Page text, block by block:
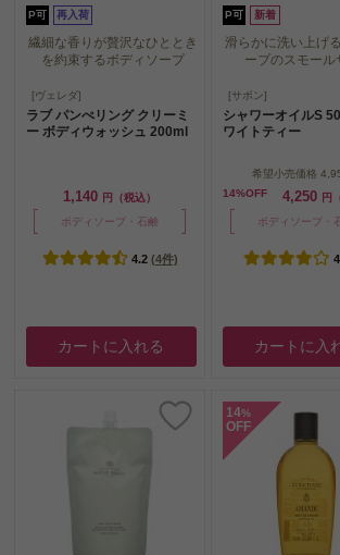
P可 再入荷
繊細な香りが贅沢なひととき
を約束するボディソープ
繊細な香りが贅沢なひととき
を約束するボディソープ
[ヴェレダ]
ラブ パンぺリング クリーミ
ー ボディウォッシュ 200ml
1,140 円（税込）
ボディソープ・石鹸
4.2 (4件)
カートに入れる
P可 新着
滑らかに洗い上げ
ープのスモール
滑らかに洗い上げ
ープのスモー
[サボン]
シャワーオイルS
ワイトティー
希望小売価格
14%OFF
4,250 円
ボディソープ・
4
カートに入
14%
OFF